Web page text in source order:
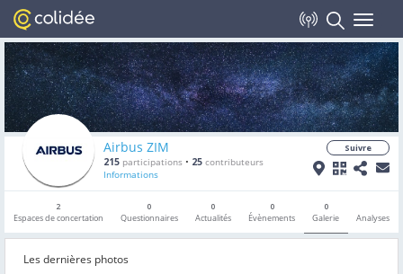
Toggle
Airbus ZIM
215 participations • 25 contributeurs
Informations
Suivre
2
Espaces de concertation
0
Questionnaires
0
Actualités
0
Évènements
0
Galerie
Analyses
Les dernières photos